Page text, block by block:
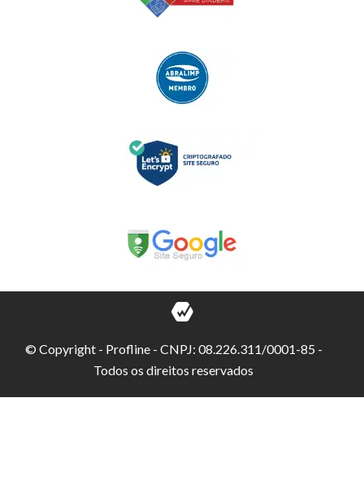
© Copyright - Profline - CNPJ: 08.226.311/0001-85 -
Todos os direitos reservados